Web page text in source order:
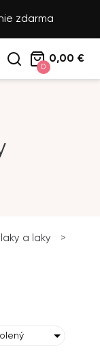
zdarma
0
0,00 €
a laky
>